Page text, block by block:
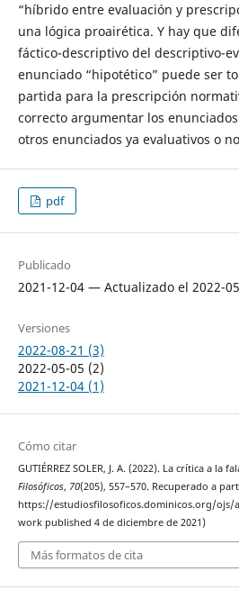
“híbrido entre evaluación y
una lógica proairética. Y hay que
fáctico-descriptivo del descriptivo-
enunciado “hipotético” puede ser
partida para la prescripción
correcto argumentar los
otros enunciados ya evaluativos o
pdf
Publicado
2021-12-04 — Actualizado el 2022-
Versiones
2022-08-21 (3)
2022-05-05 (2)
2021-12-04 (1)
Cómo citar
GUTIÉRREZ SOLER, J. A. (2022). La crítica a la
Filosóficos, 70(205), 557–570. Recuperado a
https://estudiosfilosoficos.dominicos.org/ojs/
work published 4 de diciembre de 2021)
Más formatos de cita